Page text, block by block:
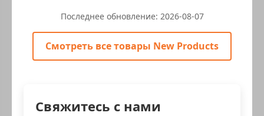
Последнее обновление: 2026-08-07
Смотреть все товары New Products
Свяжитесь с нами